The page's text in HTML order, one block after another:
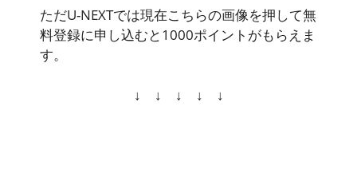
ただU-NEXTでは現在こちらの画像を押して無
料登録に申し込むと1000ポイント がもらえま
す。
↓ ↓ ↓ ↓ ↓